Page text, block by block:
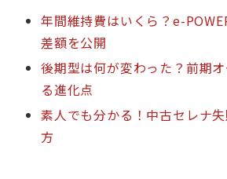
年間維持費はいくら？e-
差額を公開
後期型は何が変わった？前期
る進化点
素人でも分かる！中古セレナ
方